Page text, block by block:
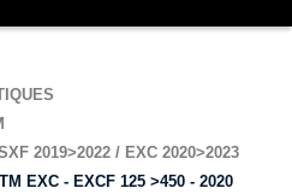
2019>2022 / EXC 2020>2023
EXC - EXCF 125 >450 - 2020